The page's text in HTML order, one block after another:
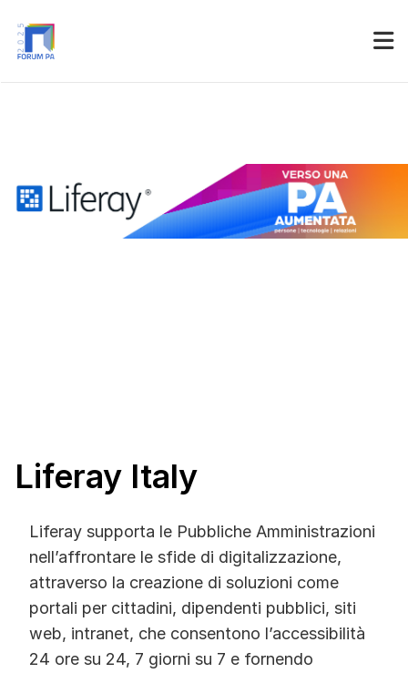
Liferay Italy
Liferay supporta le Pubbliche Amministrazioni
nell’affrontare le sfide di digitalizzazione,
attraverso la creazione di soluzioni come
portali per cittadini, dipendenti pubblici, siti
web, intranet, che consentono l’accessibilità
24 ore su 24, 7 giorni su 7 e fornendo